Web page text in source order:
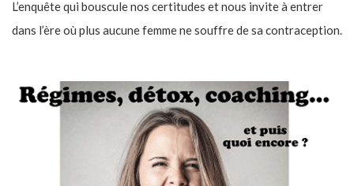
L’enquête qui bouscule nos certitudes et nous invite à entrer
dans l’ère où plus aucune femme ne souffre de sa contraception.